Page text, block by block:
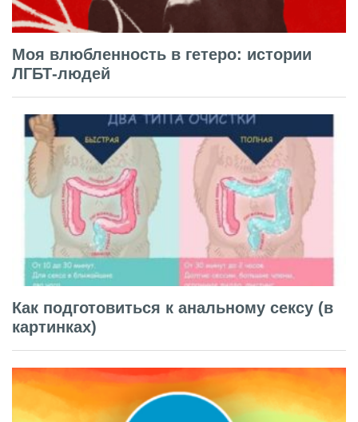
Моя влюбленность в гетеро: истории
ЛГБТ-людей
Как подготовиться к анальному сексу (в
картинках)